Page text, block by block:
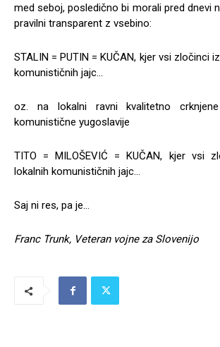
med seboj, posledično bi morali pred dnevi
pravilni transparent z vsebino:
STALIN = PUTIN = KUČAN, kjer vsi zločinci
komunističnih jajc…
oz. na lokalni ravni kvalitetno
komunistične yugoslavije
TITO = MILOŠEVIĆ = KUČAN, kjer vsi
lokalnih komunističnih jajc…
Saj ni res, pa je…
Franc Trunk, Veteran vojne za Slovenijo